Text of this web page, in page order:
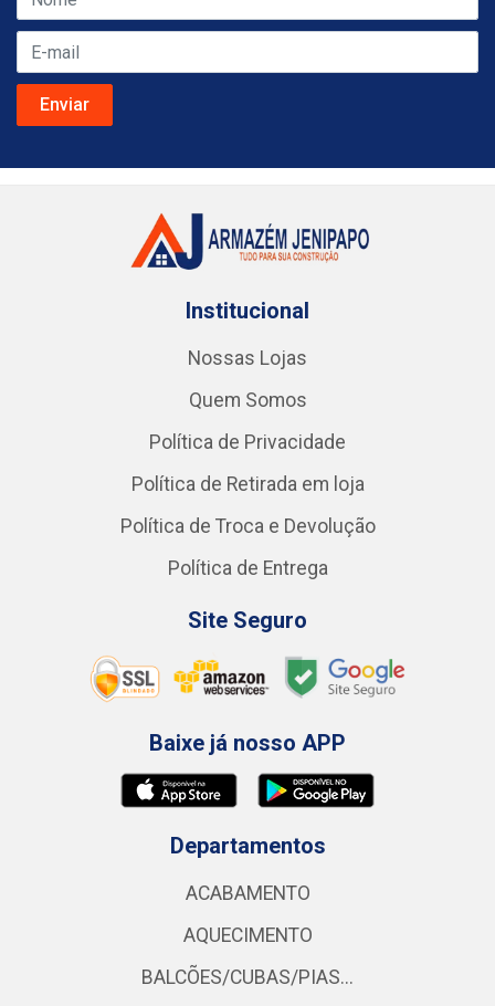
Institucional
Nossas Lojas
Quem Somos
Política de Privacidade
Política de Retirada em loja
Política de Troca e Devolução
Política de Entrega
Site Seguro
Baixe já nosso APP
Departamentos
ACABAMENTO
AQUECIMENTO
BALCÕES/CUBAS/PIAS...